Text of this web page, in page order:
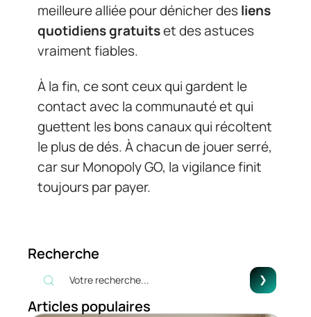
meilleure alliée pour dénicher desliens
quotidiens gratuitset des astuces
vraiment fiables.
À la fin, ce sont ceux qui gardent le
contact avec la communauté et qui
guettent les bons canaux qui récoltent
le plus de dés. À chacun de jouer serré,
car sur Monopoly GO, la vigilance finit
toujours par payer.
Recherche
Articles populaires